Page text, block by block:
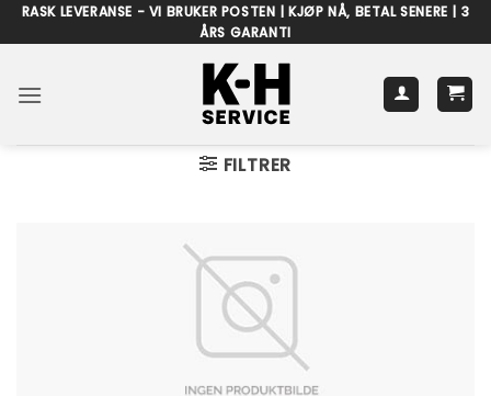
Skip
to
RASK LEVERANSE - VI BRUKER POSTEN | KJØP NÅ, BETAL SENERE | 3
ÅRS GARANTI
FILTRER